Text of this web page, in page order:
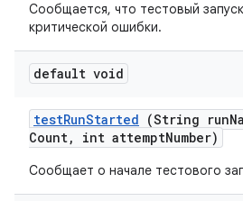
Сообщается, что тестовый
критической ошибки.
default void
testRunStarted (String run
Count, int attemptNumber)
Сообщает о начале тестового